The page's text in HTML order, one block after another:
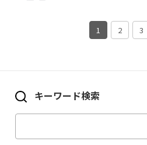
1 2 3
キーワード検索